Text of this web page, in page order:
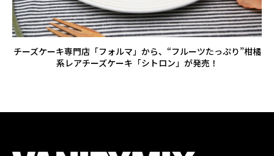
チーズケーキ専門店「フォルマ」から、“フルーツたっぷり”柑橘
系レアチーズケーキ「シトロン」が発売！